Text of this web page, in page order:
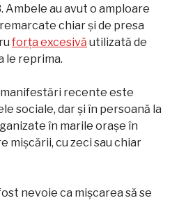
Ambele au avut o amploare
chiar și de presa
forța excesivă utilizată de
le reprima.
recente este
sociale, dar și în persoană la
în marile orașe în
mișcării, cu zeci sau chiar
nevoie ca mișcarea să se